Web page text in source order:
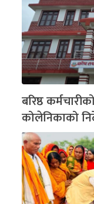
बरिष्ठ
कोलेनिकाको